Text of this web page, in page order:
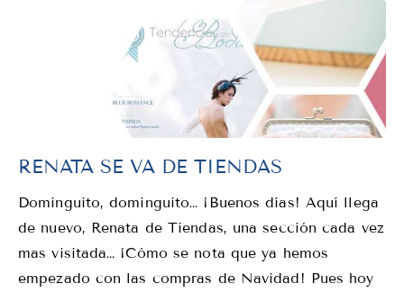
RENATA SE VA DE TIENDAS
Dominguito, dominguito… ¡Buenos días! Aquí llega
de nuevo, Renata de Tiendas, una sección cada vez
mas visitada… ¡Cómo se nota que ya hemos
empezado con las compras de Navidad! Pues hoy